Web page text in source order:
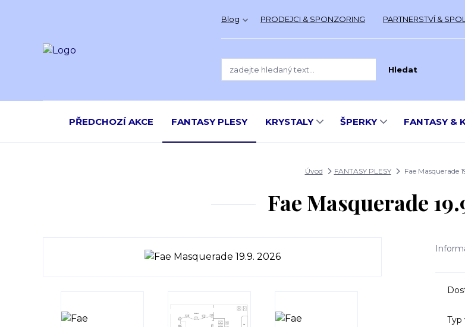
Blog PRODEJCI & SPONZORING PARTNERSTVÍ &
Hledat
PŘEDCHOZÍ AKCE FANTASY PLESY KRYSTALY ŠPERKY FANTASY &
Úvod FANTASY PLESY Fae Masquerade
Fae Masquerade
Typ